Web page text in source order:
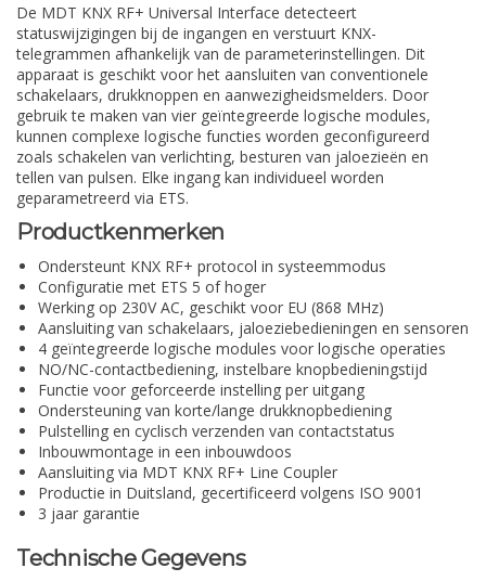
De MDT KNX RF+ Universal Interface detecteert
statuswijzigingen bij de ingangen en verstuurt KNX-
telegrammen afhankelijk van de parameterinstellingen. Dit
apparaat is geschikt voor het aansluiten van conventionele
schakelaars, drukknoppen en aanwezigheidsmelders. Door
gebruik te maken van vier geïntegreerde logische modules,
kunnen complexe logische functies worden geconfigureerd
zoals schakelen van verlichting, besturen van jaloezieën en
tellen van pulsen. Elke ingang kan individueel worden
geparametreerd via ETS.
Productkenmerken
Ondersteunt KNX RF+ protocol in systeemmodus
Configuratie met ETS 5 of hoger
Werking op 230V AC, geschikt voor EU (868 MHz)
Aansluiting van schakelaars, jaloeziebedieningen en sensoren
4 geïntegreerde logische modules voor logische operaties
NO/NC-contactbediening, instelbare knopbedieningstijd
Functie voor geforceerde instelling per uitgang
Ondersteuning van korte/lange drukknopbediening
Pulstelling en cyclisch verzenden van contactstatus
Inbouwmontage in een inbouwdoos
Aansluiting via MDT KNX RF+ Line Coupler
Productie in Duitsland, gecertificeerd volgens ISO 9001
3 jaar garantie
Technische Gegevens